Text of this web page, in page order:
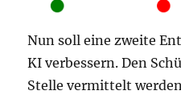
Nun soll eine zweite
KI verbessern. Den
Stelle vermittelt